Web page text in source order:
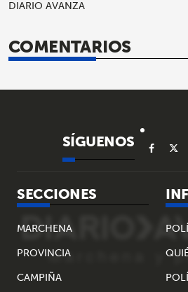
DIARIO AVANZA
COMENTARIOS
SÍGUENOS
SECCIONES
MARCHENA
PROVINCIA
CAMPIÑA